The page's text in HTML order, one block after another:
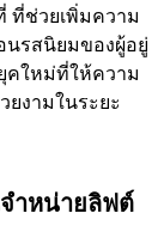
ที่ช่วยเพิ่มความ
รสนิยมของผู้อยู่
คใหม่ที่ให้ความ
งามในระยะ
ำหน่ายลิฟต์